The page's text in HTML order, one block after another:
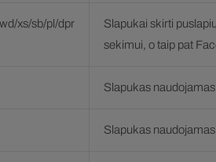
xs/sb/pl/dpr
Slapukai skirti
sekimui, o taip pat
Slapukas
Slapukas